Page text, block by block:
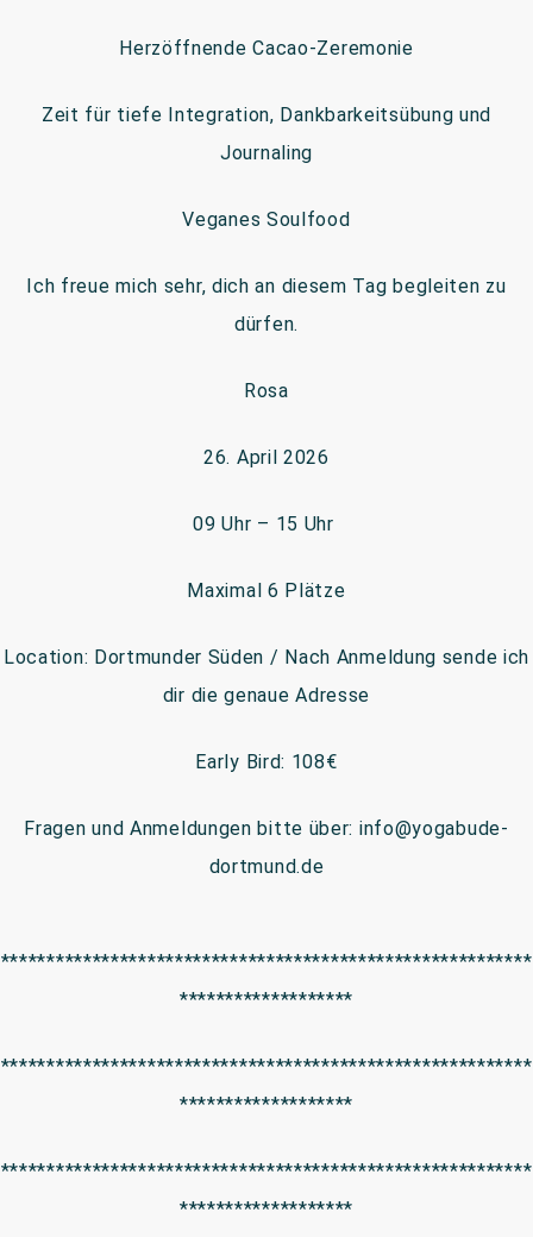
Herzöffnende Cacao-Zeremonie
Zeit für tiefe Integration, Dankbarkeitsübung und
Journaling
Veganes Soulfood
Ich freue mich sehr, dich an diesem Tag begleiten zu
dürfen.
Rosa
26. April 2026
09 Uhr – 15 Uhr
Maximal 6 Plätze
Location: Dortmunder Süden / Nach Anmeldung sende ich
dir die genaue Adresse
Early Bird: 108€
Fragen und Anmeldungen bitte über: info@yogabude-
dortmund.de
**********************************************************
*******************
**********************************************************
*******************
**********************************************************
*******************